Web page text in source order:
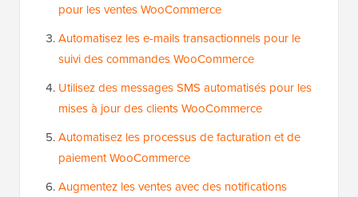
pour les ventes WooCommerce
Automatisez les e-mails transactionnels pour le
suivi des commandes WooCommerce
Utilisez des messages SMS automatisés pour les
mises à jour des clients WooCommerce
Automatisez les processus de facturation et de
paiement WooCommerce
Augmentez les ventes avec des notifications